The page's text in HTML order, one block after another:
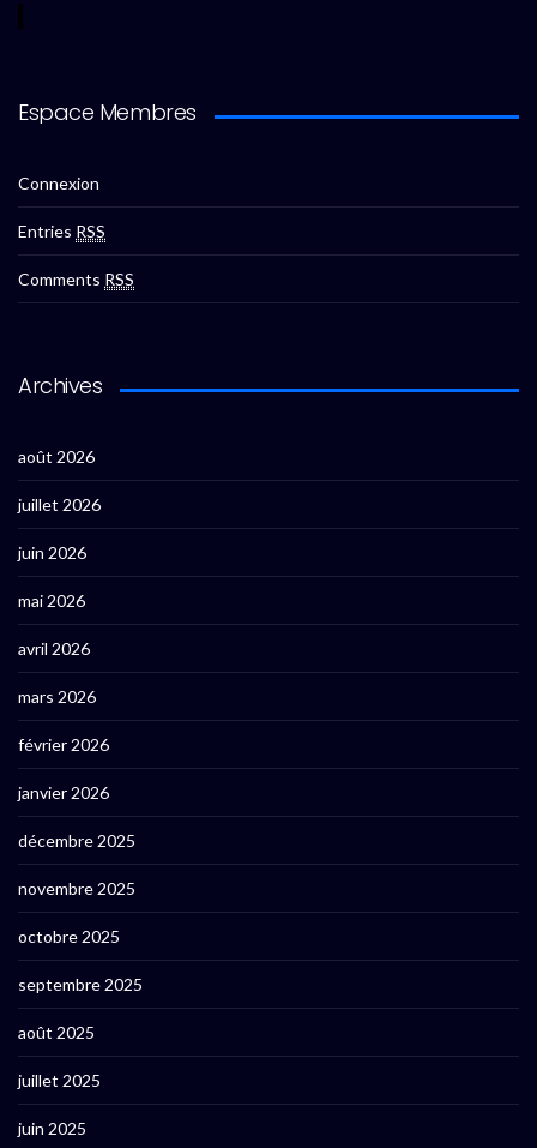
Espace Membres
Connexion
Entries RSS
Comments RSS
Archives
août 2026
juillet 2026
juin 2026
mai 2026
avril 2026
mars 2026
février 2026
janvier 2026
décembre 2025
novembre 2025
octobre 2025
septembre 2025
août 2025
juillet 2025
juin 2025